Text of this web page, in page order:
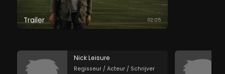
Trailer 02:05
Nick Leisure
Regisseur / Acteur / Schrijver